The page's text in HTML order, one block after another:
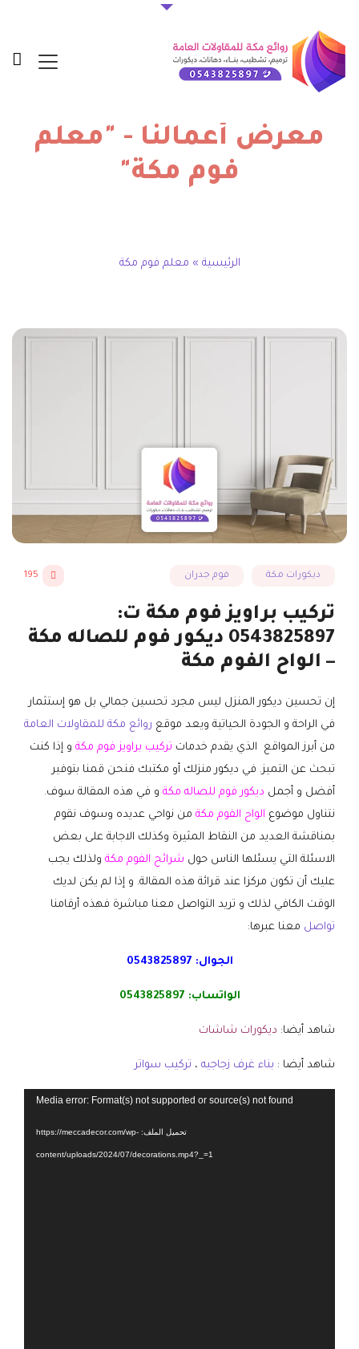
معرض أعمالنا - "معلم
فوم مكة"
الرئيسية » معلم فوم مكة
ديكورات مكة فوم جدران 195
تركيب براويز فوم مكة ت:
0543825897 ديكور فوم للصاله مكة
– الواح الفوم مكة
إن تحسين ديكور المنزل ليس مجرد تحسين جمالي بل هو إستثمار
في الراحة و الجودة الحياتية ويعد موقع روائع مكة للمقاولات العامة
من أبرز المواقع الذي يقدم خدمات تركيب براويز فوم مكة و إذا كنت
تبحث عن التميز. في ديكور منزلك أو مكتبك فنحن قمنا بتوفير
أفضل و أجمل ديكور فوم للصاله مكة و في هذه المقالة سوف.
نتناول موضوع الواح الفوم مكة من نواحي عديده وسوف نقوم
بمناقشة العديد من النقاط المثيرة وكذلك الاجابة على بعض
الاسئلة التي يسئلها الناس حول شرائح الفوم مكة ولذلك يجب
عليك أن تكون مركزا عند قرائة هذه المقالة. و إذا لم يكن لديك
الوقت الكافي لذلك و تريد التواصل معنا مباشرة فهذه أرقامنا
تواصل معنا عبرها:
الجوال: 0543825897
الواتساب: 0543825897
شاهد أيضا: ديكورات شاشات
شاهد أيضا : بناء غرف زجاجيه ، تركيب سواتر
Media error: Format(s) not supported or source(s) not found
تحميل الملف: https://meccadecor.com/wp-
content/uploads/2024/07/decorations.mp4?_=1